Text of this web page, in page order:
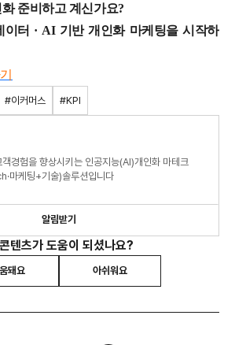
준비하고 계신가요?
이터 · AI 기반 개인화 마케팅을 시작하
#이커머스 #KPI
객경험을 향상시키는 인공지능(AI)개인화 마테크
마케팅+기술)솔루션입니다
알림받기
텐츠가 도움이 되셨나요?
돼요 아쉬워요